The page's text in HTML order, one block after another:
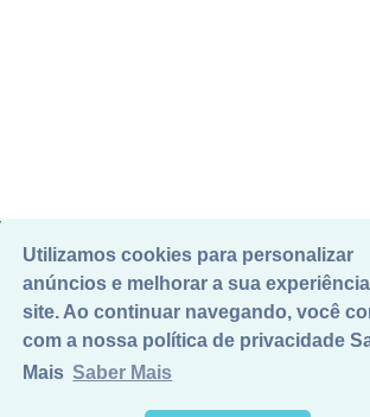
Utilizamos cookies para personalizar
anúncios e melhorar a sua
site. Ao continuar navegando, você
com a nossa política de privacidade
Mais Saber Mais
B2B@CAJUBRASIL.COM.BR
Politicas de privacidade e termos de uso